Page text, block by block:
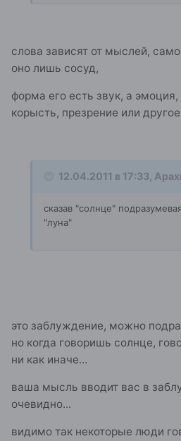
слова зависят от мыслей,
оно лишь сосуд,
форма его есть звук, а эмоция,
корысть, презрение или
12.04.2011 в 17:33,
сказав "солнце"
"луна"
это заблуждение, можно
но когда говоришь солнце,
ни как иначе...
ваша мысль вводит вас в
очевидно...
видимо так некоторые люди